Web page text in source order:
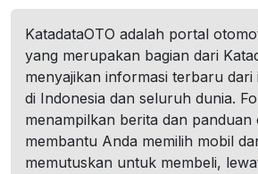
KatadataOTO adalah portal
yang merupakan bagian dari
menyajikan informasi terbaru
di Indonesia dan seluruh dunia.
menampilkan berita dan
membantu Anda memilih mobil
memutuskan untuk membeli,